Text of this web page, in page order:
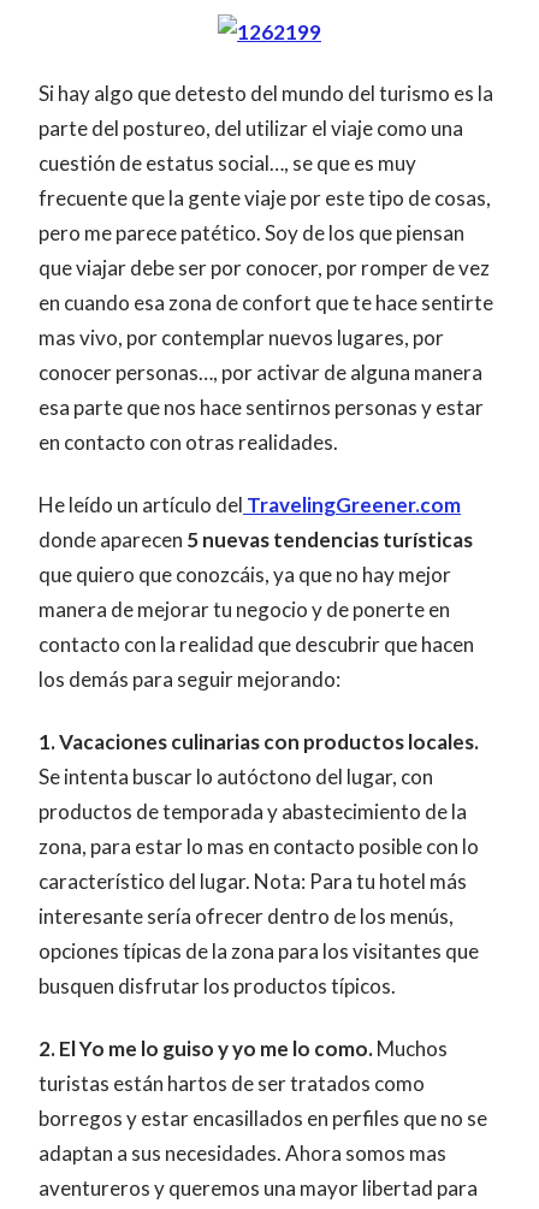
Si hay algo que detesto del mundo del turismo es la
parte del postureo, del utilizar el viaje como una
cuestión de estatus social…, se que es muy
frecuente que la gente viaje por este tipo de cosas,
pero me parece patético. Soy de los que piensan
que viajar debe ser por conocer, por romper de vez
en cuando esa zona de confort que te hace sentirte
mas vivo, por contemplar nuevos lugares, por
conocer personas…, por activar de alguna manera
esa parte que nos hace sentirnos personas y estar
en contacto con otras realidades.
He leído un artículo del TravelingGreener.com
donde aparecen 5 nuevas tendencias turísticas
que quiero que conozcáis, ya que no hay mejor
manera de mejorar tu negocio y de ponerte en
contacto con la realidad que descubrir que hacen
los demás para seguir mejorando:
1. Vacaciones culinarias con productos locales.
Se intenta buscar lo autóctono del lugar, con
productos de temporada y abastecimiento de la
zona, para estar lo mas en contacto posible con lo
característico del lugar. Nota: Para tu hotel más
interesante sería ofrecer dentro de los menús,
opciones típicas de la zona para los visitantes que
busquen disfrutar los productos típicos.
2. El Yo me lo guiso y yo me lo como.Muchos
turistas están hartos de ser tratados como
borregos y estar encasillados en perfiles que no se
adaptan a sus necesidades. Ahora somos mas
aventureros y queremos una mayor libertad para